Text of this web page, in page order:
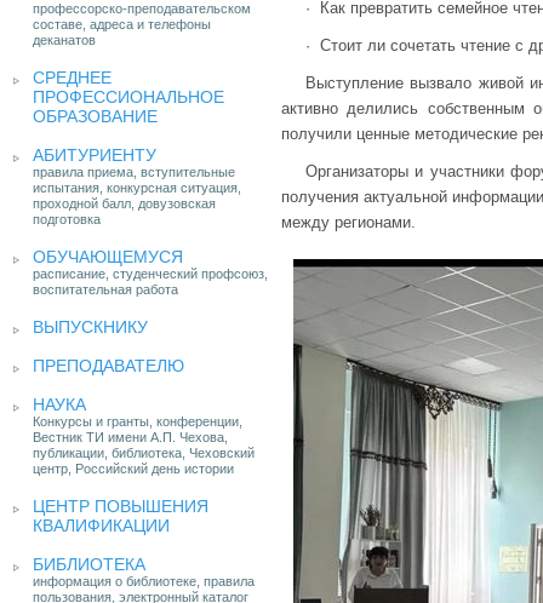
профессорско-преподавательском
составе, адреса и телефоны
деканатов
СРЕДНЕЕ
ПРОФЕССИОНАЛЬНОЕ
ОБРАЗОВАНИЕ
АБИТУРИЕНТУ
правила приема, вступительные
испытания, конкурсная ситуация,
проходной балл, довузовская
подготовка
ОБУЧАЮЩЕМУСЯ
расписание, студенческий профсоюз,
воспитательная работа
ВЫПУСКНИКУ
ПРЕПОДАВАТЕЛЮ
НАУКА
Конкурсы и гранты, конференции,
Вестник ТИ имени А.П. Чехова,
публикации, библиотека, Чеховский
центр, Российский день истории
ЦЕНТР ПОВЫШЕНИЯ
КВАЛИФИКАЦИИ
БИБЛИОТЕКА
информация о библиотеке, правила
пользования, электронный каталог
· Как превратить семейное
· Стоит ли сочетать чтение с
Выступление вызвало живой
активно делились собственным
получили ценные методические
Организаторы и участники
получения актуальной
между регионами.